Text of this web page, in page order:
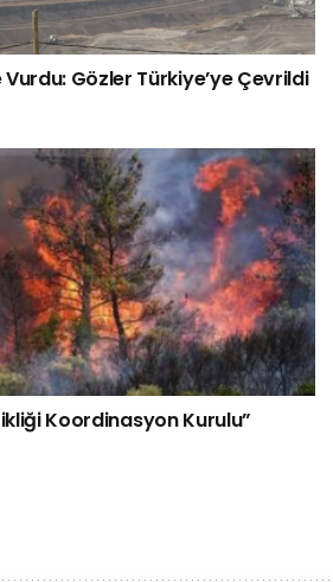
Gözler Türkiye’ye Çevrildi
Koordinasyon Kurulu”